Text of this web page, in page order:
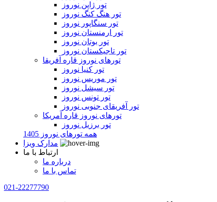
تور ژاپن نوروز
تور هنگ کنگ نوروز
تور سنگاپور نوروز
تور ارمنستان نوروز
تور بوتان نوروز
تور تاجیکستان نوروز
تورهای نوروز قاره آفریقا
تور کنیا نوروز
تور موریس نوروز
تور سیشل نوروز
تور تونس نوروز
تور آفریقای جنوبی نوروز
تورهای نوروز قاره آمریکا
تور برزیل نوروز
همه تورهای نوروز 1405
مدارک ویزا
ارتباط با ما
درباره ما
تماس با ما
021-22277790